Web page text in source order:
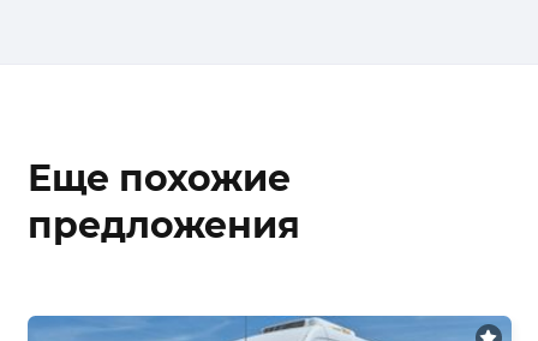
Еще похожие
предложения